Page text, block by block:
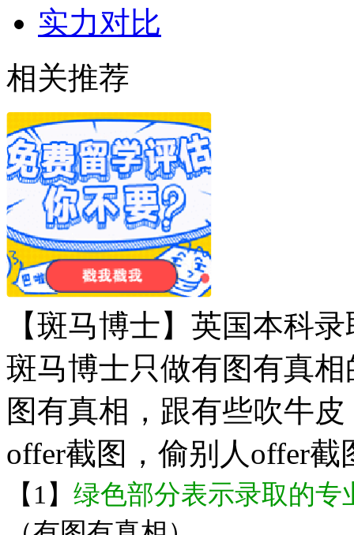
实力对比
相关推荐
【斑马博士】英国本科
斑马博士只做有图有真
图有真相，跟有些吹牛
offer截图，偷别人offer
【1】 绿色部分表示录取的专